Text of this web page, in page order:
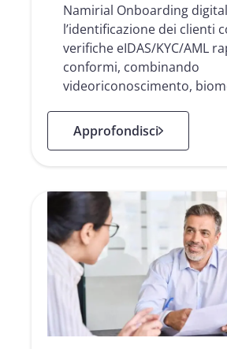
Namirial Onboarding
l’identificazione dei clienti
verifiche eIDAS/KYC/AML
conformi, combinando
videoriconoscimento,
Approfondisci
: Namirial Onboarding